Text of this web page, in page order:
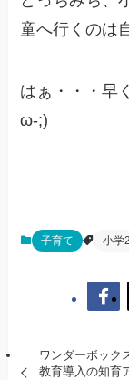
童へ行くのは
はぁ・・・早
ω-;)
子育て 小学
ワンダーボック
教育導入の知育